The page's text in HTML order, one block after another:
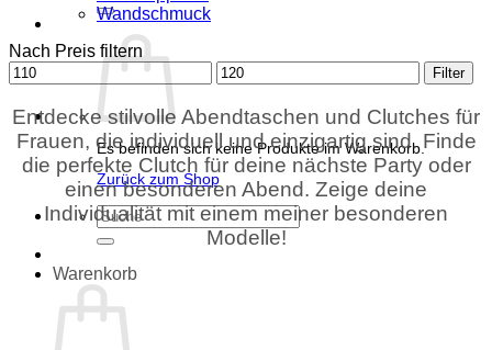
Es befinden sich keine Produkte im Warenkorb.
Zurück zum Shop
Suchen
nach:
Warenkorb
Wandschmuck
Nach Preis filtern
Min.
Preis
Max.
Preis
Filter
Entdecke stilvolle Abendtaschen und Clutches für
Frauen, die individuell und einzigartig sind. Finde
die perfekte Clutch für deine nächste Party oder
einen besonderen Abend. Zeige deine
Individualität mit einem meiner besonderen
Modelle!